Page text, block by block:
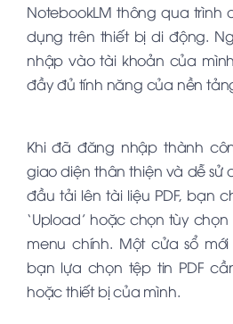
NotebookLM thông qua trình
dụng trên thiết bị di động.
nhập vào tài khoản của
đầy đủ tính năng của nền
Khi đã đăng nhập thành
giao diện thân thiện và dễ sử
đầu tải lên tài liệu PDF, bạn
‘Upload’ hoặc chọn tùy chọn
menu chính. Một cửa sổ
bạn lựa chọn tệp tin PDF
hoặc thiết bị của mình.